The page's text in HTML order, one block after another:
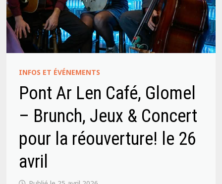
INFOS ET ÉVÉNEMENTS
Pont Ar Len Café, Glomel
– Brunch, Jeux & Concert
pour la réouverture! le 26
avril